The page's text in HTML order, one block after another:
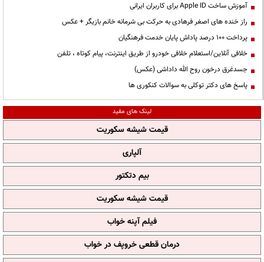
آموزش ساخت Apple ID برای کاربران ایرانی
راز خنده های اصغر فرهادی به حرکت بی شرمانه خانم بازیگر + عکس
پرداخت ۱۰۰ درصد پاداش پایان خدمت فرهنگیان
خلافی آنلاین/استعلام خلافی خودرو از طریق اینترنت، پیام کوتاه ، تلفن
جسدغرق درخون روح الله داداشی (عکس)
پاسخ های دکتر توکلی به سوالات کنکوری ها
لینک های مفید
قیمت شیشه سکوریت
آلپاری
بیم دتکتور
قیمت شیشه سکوریت
فیلم آپنه خواب
درمان قطعی خروپف در خواب